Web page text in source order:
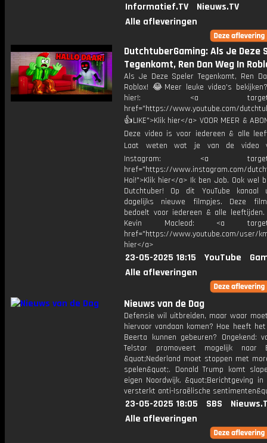
Informatief.TV
Nieuws.TV
Alle afleveringen
DutchtuberGaming: Als Je Deze
Tegenkomt, Ren Dan Weg In
Als Je Deze Speler Tegenkomt, Ren
Roblox! 😂Meer leuke video's
hier!: <a
href="https://www.youtube.com/
👍LIKE">Klik hier</a> VOOR MEER &
Deze video is voor iedereen & alle
Laat weten wat je van de video
Instagram: <a
href="https://www.instagram.com/
Hoi!">Klik hier</a> Ik ben Job. Ook wel
Dutchtuber! Op dit YouTube kanaal
dagelijks nieuwe filmpjes. Deze
bedoelt voor iedereen & alle
Kevin Macleod: <a
href="https://www.youtube.com/user/
hier</a>
23-05-2025 18:15 YouTube
Alle afleveringen
Nieuws van de Dag
Defensie wil uitbreiden, maar waar
hiervoor vandaan komen? Hoe heeft
Beerta kunnen gebeuren? Ongekend:
Telstar promoveert mogelijk naar
&quot;Nederland moet stoppen met
spelen&quot;. Donald Trump komt
eigen Noordwijk. &quot;Berichtgeving
versterkt anti-Israëlische
23-05-2025 18:05 SBS
Alle afleveringen